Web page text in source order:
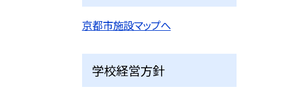
京都市施設マップへ
学校経営方針